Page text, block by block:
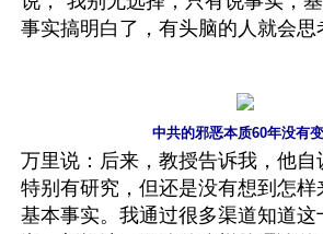
事实搞明白了，有头脑的人就会思
中共的邪恶本质60年没有变
万里说：后来，教授告诉我，他自
特别有研究，但还是没有想到怎
基本事实。我通过很多渠道知道这